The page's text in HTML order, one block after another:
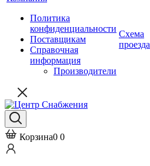
Политика
конфиденциальности
Поставщикам
Справочная
информация
Производители
Схема
проезда
Корзина0 0